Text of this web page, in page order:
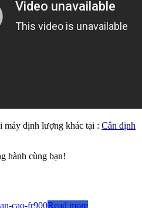
máy định lượng khác tại : Cân định
hành cùng bạn!
Read more